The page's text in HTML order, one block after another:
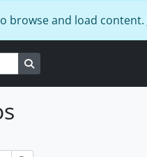
browse and load content.